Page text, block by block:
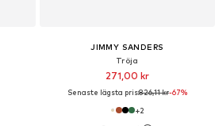
JIMMY SANDERS
Tröja
271,00 kr
Senaste lägsta pris:826,11 kr-67%
+2